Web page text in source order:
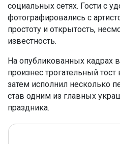
социальных сетях. Гости с
фотографировались с
простоту и открытость,
известность.
На опубликованных кадрах
произнес трогательный
затем исполнил несколько
став одним из главных
праздника.